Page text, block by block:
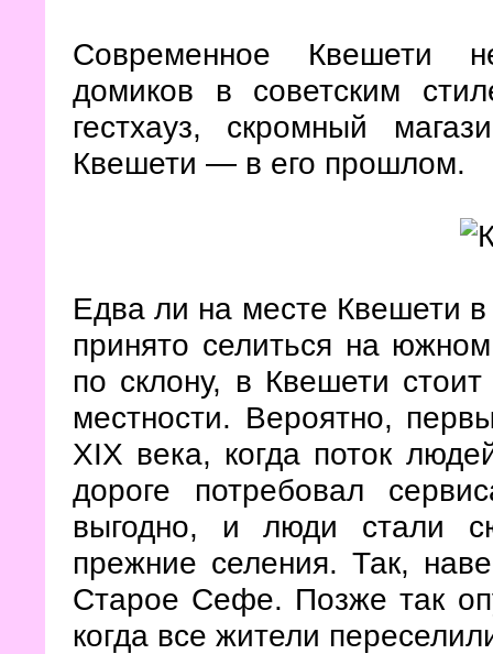
Современное Квешети
домиков в советским
гестхауз, скромный
Квешети — в его прошлом.
Едва ли на месте Квешети
принято селиться на
по склону, в Квешети
местности. Вероятно,
XIX века, когда поток
дороге потребовал
выгодно, и люди стали
прежние селения. Так,
Старое Сефе. Позже так
когда все жители